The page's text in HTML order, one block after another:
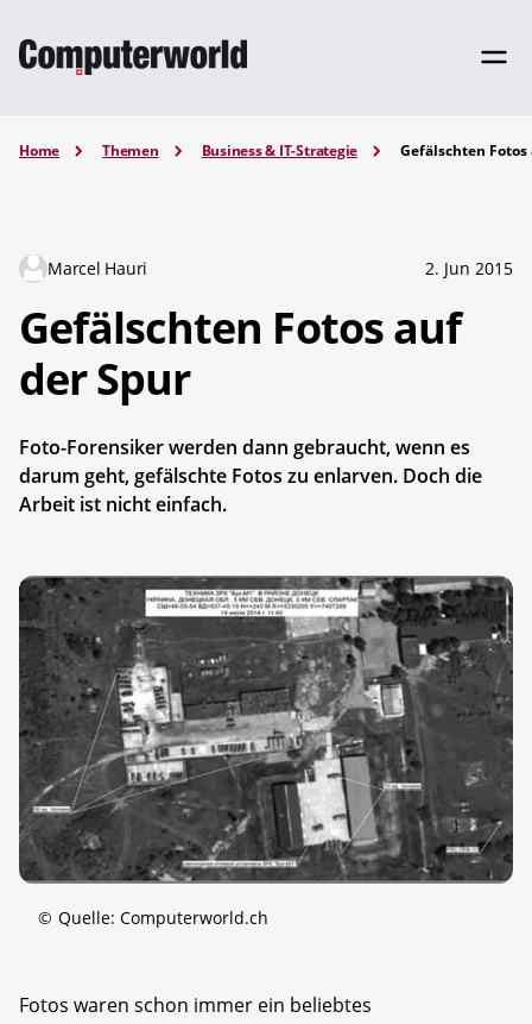
Home Themen Business & IT-Strategie Gefälschten
Marcel Hauri 2. Jun 2015
Gefälschten Fotos auf
der Spur
Foto-Forensiker werden dann gebraucht, wenn es
darum geht, gefälschte Fotos zu enlarven. Doch die
Arbeit ist nicht einfach.
© Quelle: Computerworld.ch
Fotos waren schon immer ein beliebtes